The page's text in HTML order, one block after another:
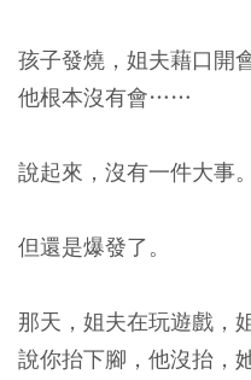
孩子發燒，姐夫藉口開
他根本沒有會……
說起來，沒有一件大事。
但還是爆發了。
那天，姐夫在玩遊戲，
說你抬下腳，他沒抬，